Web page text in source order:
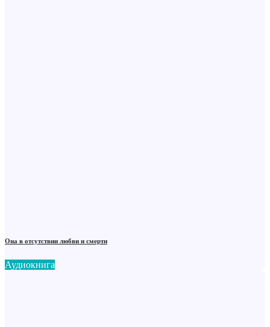
Она в отсутствии любви и смерти
Аудиокнига